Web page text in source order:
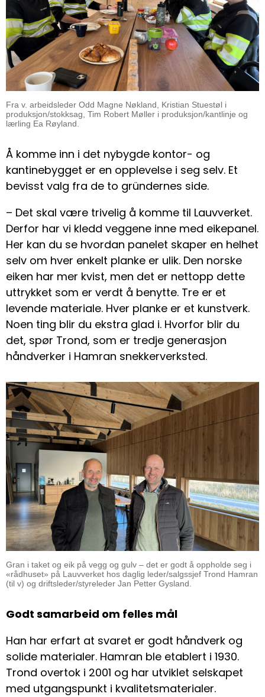
Fra v. arbeidsleder Odd Magne Nøkland, Kristian Stuestøl i
produksjon/stokksag, Tim Robert Møller i produksjon/kantlinje og
lærling Ea Røyland.
Å komme inn i det nybygde kontor- og
kantinebygget er en opplevelse i seg selv. Et
bevisst valg fra de to gründernes side.
– Det skal være trivelig å komme til Lauvverket.
Derfor har vi kledd veggene inne med eikepanel.
Her kan du se hvordan panelet skaper en helhet
selv om hver enkelt planke er ulik. Den norske
eiken har mer kvist, men det er nettopp dette
uttrykket som er verdt å benytte. Tre er et
levende materiale. Hver planke er et kunstverk.
Noen ting blir du ekstra glad i. Hvorfor blir du
det, spør Trond, som er tredje generasjon
håndverker i Hamran snekkerverksted.
Gran i taket og eik på vegg og gulv – det er godt å oppholde seg i
«rådhuset» på Lauvverket hos daglig leder/salgssjef Trond Hamran
(til v) og driftsleder/styreleder Jan Petter Gysland.
Godt samarbeid om felles mål
Han har erfart at svaret er godt håndverk og
solide materialer. Hamran ble etablert i 1930.
Trond overtok i 2001 og har utviklet selskapet
med utgangspunkt i kvalitetsmaterialer.